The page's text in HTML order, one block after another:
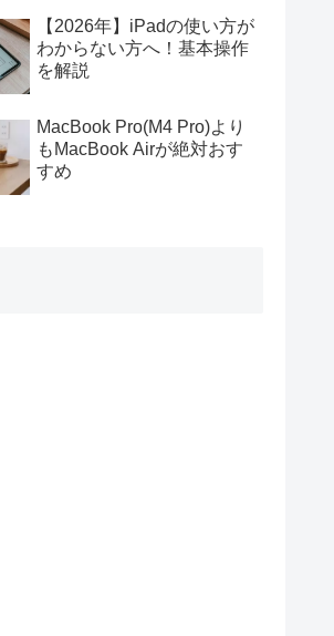
【2026年】iPadの使い方が
わからない方へ！基本操作
を解説
MacBook Pro(M4 Pro)より
もMacBook Airが絶対おす
すめ